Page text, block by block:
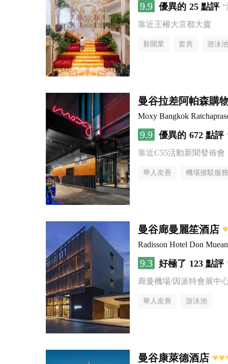
9.9 優異的 25 點評
靠近王權大京都大廈
新開業 套房 游泳池
曼谷拉差阿帕森購
Moxy Bangkok
9.9 優異的 672 點評
靠近C55活動新聞發佈會
華人友善 機場接駁服務
曼谷廊曼麗笙酒店
Radisson Hotel Don
9.3 好極了 123 點評
廊曼機場/因派特會展中
華人友善 游泳池
曼谷康萊德酒店